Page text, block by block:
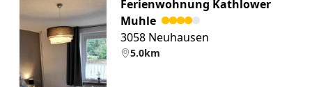
Ferienwohnung Kathlower
Muhle
3058 Neuhausen
5.0km